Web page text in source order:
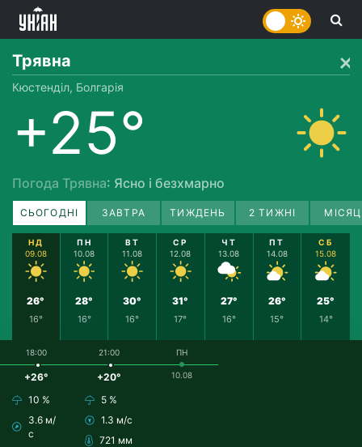
Трявна
Кюстенділ, Болгарія
+25°
Погода Трявна: Ясно і безхмарно
СЬОГОДНІ ЗАВТРА ТИЖДЕНЬ 2 ТИЖНІ
НД
09.08
26°
16°
ПН
10.08
28°
16°
ВТ
11.08
30°
16°
СР
12.08
31°
17°
ЧТ
13.08
27°
16°
ПТ
14.08
26°
15°
СБ
15.08
25°
14°
18:00
+26°
10 %
3.6 м/
с
21:00
+20°
5 %
1.3 м/с
721 мм
ПН
10.08